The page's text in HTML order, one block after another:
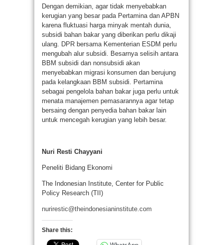
Dengan demikian, agar tidak menyebabkan
kerugian yang besar pada Pertamina dan APBN
karena fluktuasi harga minyak mentah dunia,
subsidi bahan bakar yang diberikan perlu dikaji
ulang. DPR bersama Kementerian ESDM perlu
mengubah alur subsidi. Besarnya selisih antara
BBM subsidi dan nonsubsidi akan
menyebabkan migrasi konsumen dan berujung
pada kelangkaan BBM subsidi. Pertamina
sebagai pengelola bahan bakar juga perlu untuk
menata manajemen pemasarannya agar tetap
bersaing dengan penyedia bahan bakar lain
untuk mencegah kerugian yang lebih besar.
Nuri Resti Chayyani
Peneliti Bidang Ekonomi
The Indonesian Institute, Center for Public
Policy Research (TII)
nurirestic@theindonesianinstitute.com
Share this: